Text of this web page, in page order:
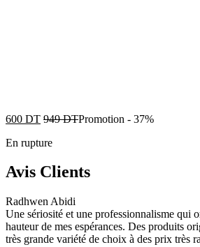
600 DT 949DTPromotion - 37%
En rupture
Avis Clients
Radhwen Abidi
Une sériosité et une professionnalisme qui
hauteur de mes espérances. Des produits
très grande variété de choix à des prix très